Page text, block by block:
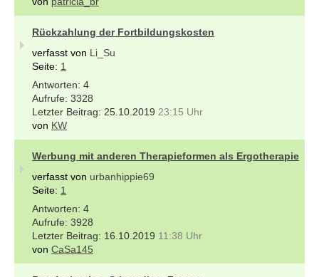
Rückzahlung der Fortbildungskosten
verfasst von Li_Su
Seite: 1
4
3328
25.10.2019 23:15 Uhr
von KW
Werbung mit anderen Therapieformen als Ergotherapie
verfasst von urbanhippie69
Seite: 1
4
3928
16.10.2019 11:38 Uhr
von CaSa145